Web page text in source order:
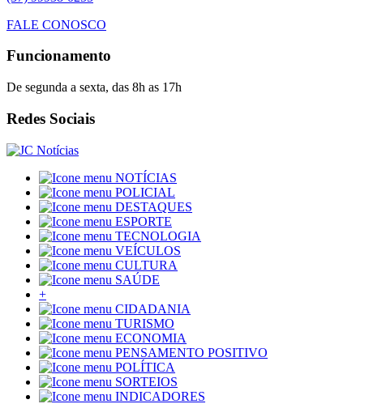
FALE CONOSCO
Funcionamento
De segunda a sexta, das 8h as 17h
Redes Sociais
NOTÍCIAS
POLICIAL
DESTAQUES
ESPORTE
TECNOLOGIA
VEÍCULOS
CULTURA
SAÚDE
+
CIDADANIA
TURISMO
ECONOMIA
PENSAMENTO POSITIVO
POLÍTICA
SORTEIOS
INDICADORES